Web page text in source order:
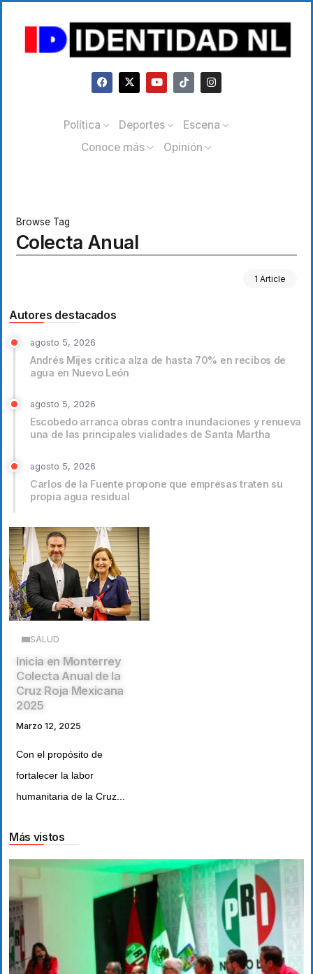
Política Deportes
Escena
Conoce más
Opinión
Browse Tag
Colecta Anual
1 Article
Autores destacados
agosto 5, 2026
Andrés Mijes critica alza de hasta 70% en recibos de
agua en Nuevo León
agosto 5, 2026
Escobedo arranca obras contra inundaciones y renueva
una de las principales vialidades de Santa Martha
agosto 5, 2026
Carlos de la Fuente propone que empresas traten su
propia agua residual
SALUD
Inicia en Monterrey
Colecta Anual de la
Cruz Roja Mexicana
2025
Marzo 12, 2025
Con el propósito de
fortalecer la labor
humanitaria de la Cruz...
Más vistos